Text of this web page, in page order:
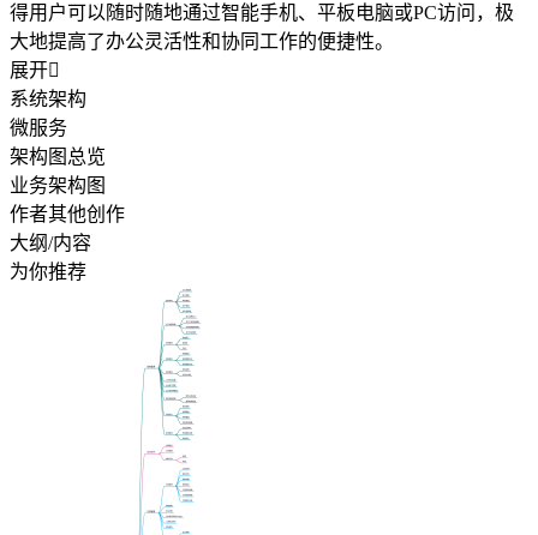
得用户可以随时随地通过智能手机、平板电脑或PC访问，极
大地提高了办公灵活性和协同工作的便捷性。
展开
系统架构
微服务
架构图总览
业务架构图
作者其他创作
大纲/内容
为你推荐